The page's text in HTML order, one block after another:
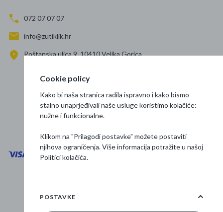
072 07 07 07
info@zutiklik.hr
Poštanska ulica 9, 10410 Velika Gorica
Prati nas
Osnovne informacije
Cookie policy
Kako bi naša stranica radila ispravno i kako bismo
stalno unaprjeđivali naše usluge koristimo kolačiće:
nužne i funkcionalne.
Klikom na "Prilagodi postavke" možete postaviti
njihova ograničenja. Više informacija potražite u našoj
Politici kolačića.
POSTAVKE